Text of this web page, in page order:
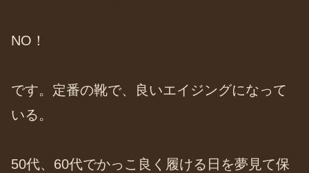
NO！
です。定番の靴で、良いエイジングになって
いる。
50代、60代でかっこ良く履ける日を夢見て保